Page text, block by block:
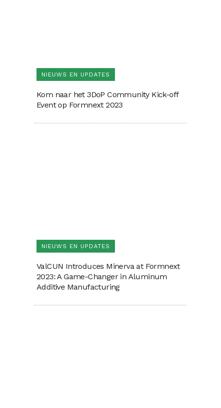
NIEUWS EN UPDATES
Kom naar het 3DoP Community Kick-off
Event op Formnext 2023
NIEUWS EN UPDATES
ValCUN Introduces Minerva at Formnext
2023: A Game-Changer in Aluminum
Additive Manufacturing